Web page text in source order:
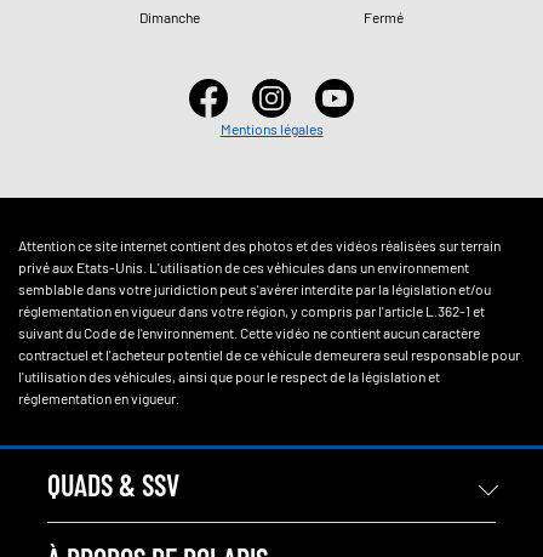
Dimanche
Fermé
Mentions légales
Attention ce site internet contient des photos et des vidéos réalisées sur terrain
privé aux Etats-Unis. L'utilisation de ces véhicules dans un environnement
semblable dans votre juridiction peut s'avérer interdite par la législation et/ou
réglementation en vigueur dans votre région, y compris par l'article L.362-1 et
suivant du Code de l'environnement. Cette vidéo ne contient aucun caractère
contractuel et l'acheteur potentiel de ce véhicule demeurera seul responsable pour
l'utilisation des véhicules, ainsi que pour le respect de la législation et
réglementation en vigueur.
QUADS & SSV